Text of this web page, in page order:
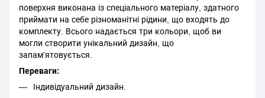
поверхня виконана із спеціального матеріалу, здатного
приймати на себе різноманітні рідини, що входять до
комплекту. Всього надається три кольори, щоб ви
могли створити унікальний дизайн, що
запам'ятовується.
Переваги:
Індивідуальний дизайн.